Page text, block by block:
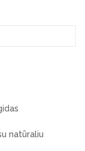
natūraliu